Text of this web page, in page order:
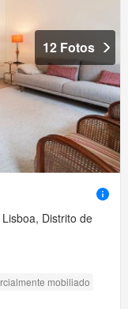
12 Fotos
Distrito de
mobiliado